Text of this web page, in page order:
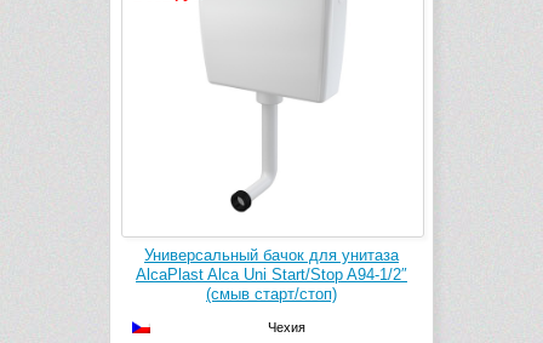
Универсальный бачок для унитаза
AlcaPlast Alca Uni Start/Stop A94-1/2″
(смыв старт/стоп)
Чехия